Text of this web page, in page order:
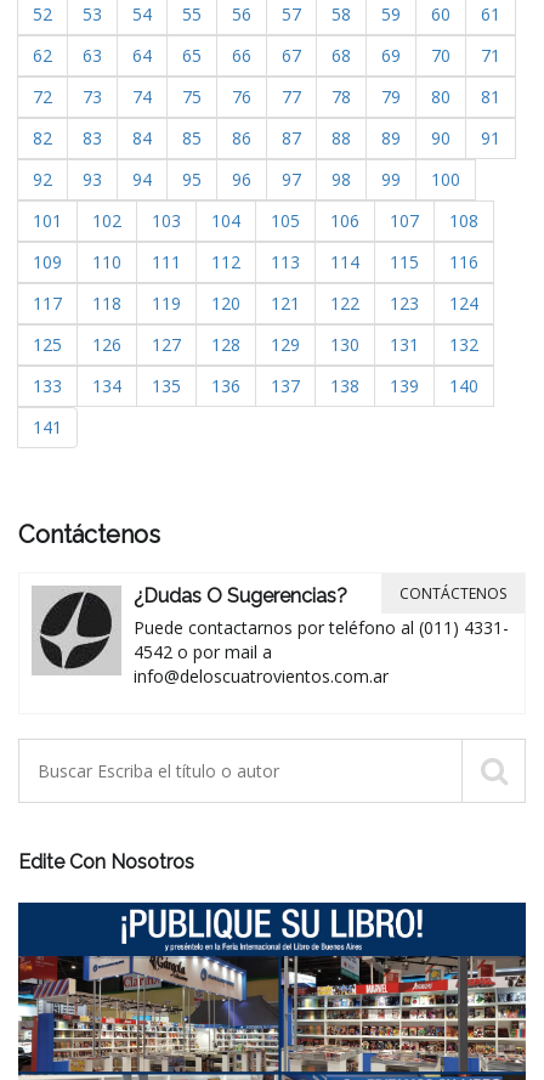
52
53 54 55 56 57 58 59 60
61
62
63 64 65 66 67 68 69 70
71
72
73 74 75 76 77 78 79 80
81
82
83 84 85 86 87 88 89 90
91
92
93 94 95 96 97 98 99
100
101
102 103 104 105 106 107
108
109
110 111 112 113 114 115
116
117
118 119 120 121 122 123
124
125
126 127 128 129 130 131
132
133
134 135 136 137 138 139
140
141
Contáctenos
¿Dudas O Sugerencias?
Puede contactarnos por teléfono al (011) 4331-
4542 o por mail a
info@deloscuatrovientos.com.ar
CONTÁCTENOS
Edite Con Nosotros